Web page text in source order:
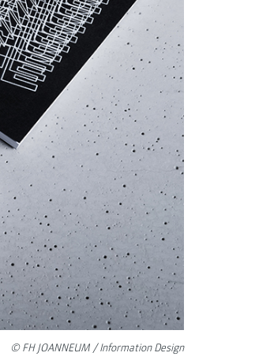
© FH JOANNEUM / Information Design